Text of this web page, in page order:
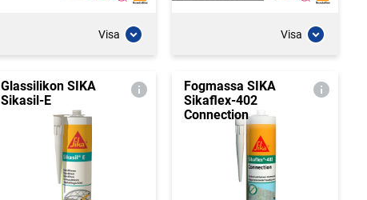
Visa Visa
Glassilikon SIKA
Sikasil-E
Fogmassa SIKA
Sikaflex-402
Connection